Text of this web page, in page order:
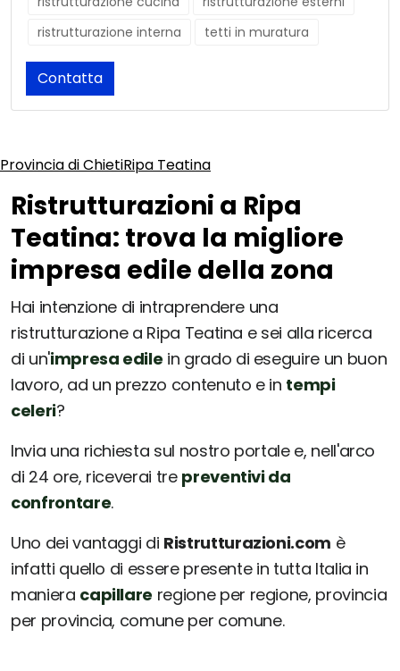
ristrutturazione interna
tetti in muratura
Contatta
Provincia di ChietiRipa Teatina
Ristrutturazioni a Ripa
Teatina: trova la migliore
impresa edile della zona
Hai intenzione di intraprendere una
ristrutturazione a Ripa Teatina e sei alla ricerca
di un'impresa edile in grado di eseguire un buon
lavoro, ad un prezzo contenuto e in tempi
celeri?
Invia una richiesta sul nostro portale e, nell'arco
di 24 ore, riceverai tre preventivi da
confrontare.
Uno dei vantaggi di Ristrutturazioni.com è
infatti quello di essere presente in tutta Italia in
maniera capillare regione per regione, provincia
per provincia, comune per comune.